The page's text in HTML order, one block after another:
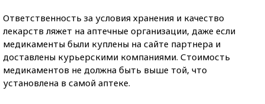
Ответственность за условия хранения и качество
лекарств ляжет на аптечные организации, даже если
медикаменты были куплены на сайте партнера и
доставлены курьерскими компаниями. Стоимость
медикаментов не должна быть выше той, что
установлена в самой аптеке.